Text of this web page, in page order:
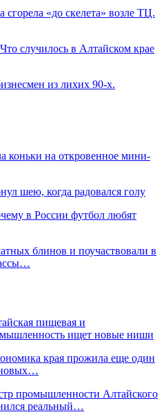
сгорела «до скелета» возле ТЦ.
случилось в Алтайском крае
из лихих 90-х.
коньки на откровенное мини-
шею, когда радовался голу
в России футбол любят
блинов и поучаствовали в
пищевая и
ищет новые ниши
края прожила еще один
новых…
промышленности Алтайского
реальный…